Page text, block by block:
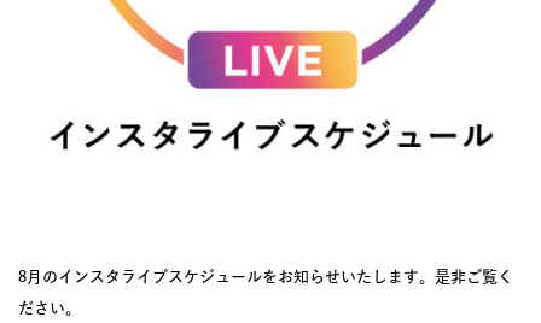
8月のインスタライブスケジュールをお知らせいたします。是非ご覧く
ださい。